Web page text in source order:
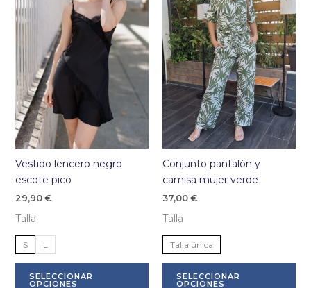
en
Vestido lencero negro
escote pico
29,90 €
Talla
S L
SELECCIONAR
OPCIONES
Este
producto
Conjunto pantalón y
camisa mujer verde
37,00 €
Talla
Talla única
SELECCIONAR
OPCIONES